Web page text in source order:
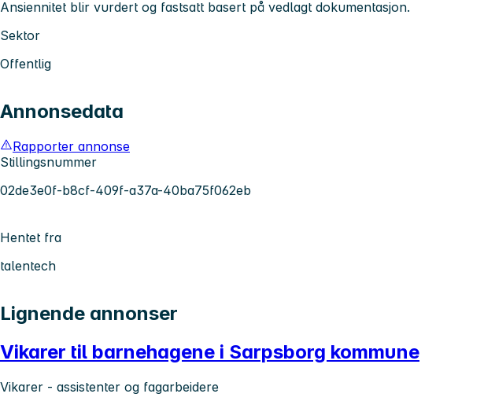
Ansiennitet blir vurdert og fastsatt basert på vedlagt dokumentasjon.
Sektor
Offentlig
Annonsedata
Rapporter annonse
Stillingsnummer
02de3e0f-b8cf-409f-a37a-40ba75f062eb
Hentet fra
talentech
Lignende annonser
Vikarer til barnehagene i Sarpsborg kommune
Vikarer - assistenter og fagarbeidere